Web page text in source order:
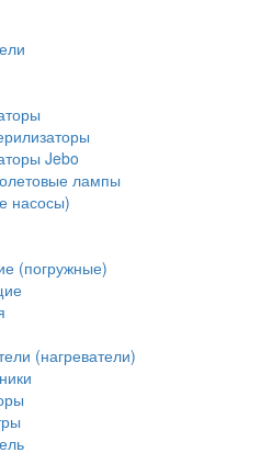
Jebo
лампы
насосы)
(погружные)
(нагреватели)